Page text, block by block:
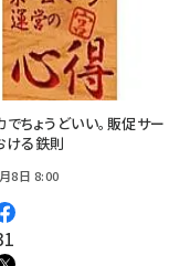
ちょうどいい。販促サー
ける鉄則
8日 8:00